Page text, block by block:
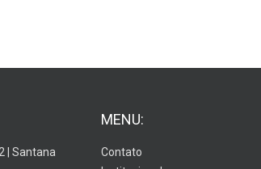
| Santana
MENU:
Contato